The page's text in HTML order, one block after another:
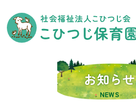
お知らせお知らせ
NEWS